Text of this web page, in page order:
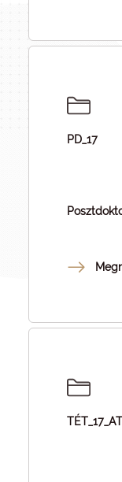
PD_17
TÉT_17_AT